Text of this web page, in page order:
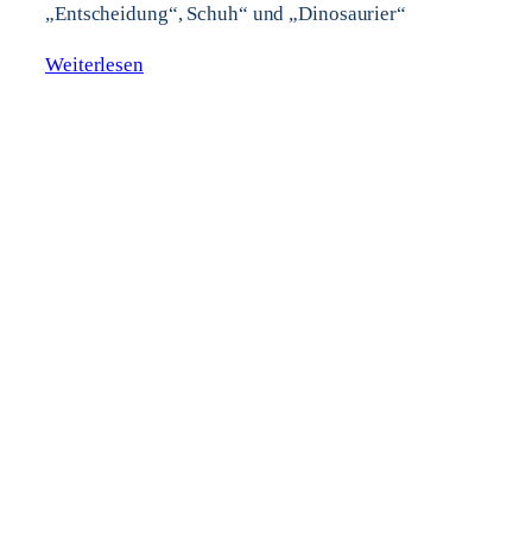
„Entscheidung“, Schuh“ und „Dinosaurier“
Weiterlesen